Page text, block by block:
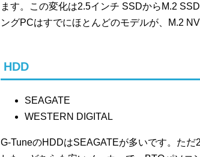
ます。この変化は2.5インチ SSDからM.2
ングPCはすでにほとんどのモデルが、M.2
HDD
SEAGATE
WESTERN DIGITAL
G-TuneのHDDはSEAGATEが多いです。た